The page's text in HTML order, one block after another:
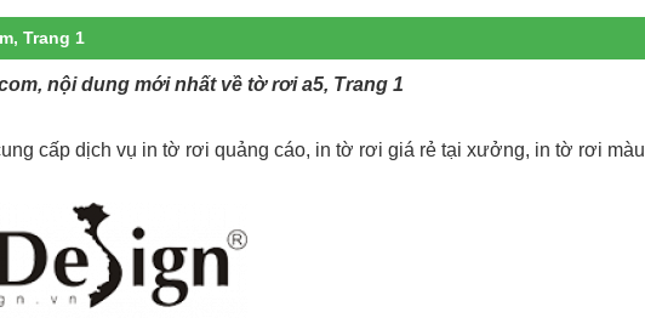
Trang 1
nội dung mới nhất về tờ rơi a5, Trang 1
cấp dịch vụ in tờ rơi quảng cáo, in tờ rơi giá rẻ tại xưởng, in tờ rơi